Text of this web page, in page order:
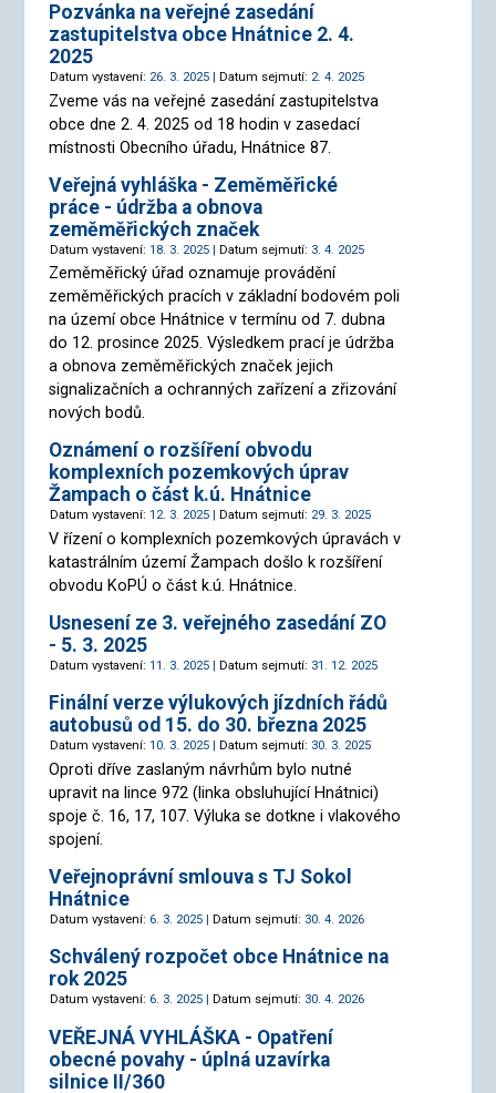
Pozvánka na veřejné zasedání
zastupitelstva obce Hnátnice 2. 4.
2025
Datum vystavení: 26. 3. 2025 | Datum sejmutí: 2. 4. 2025
Zveme vás na veřejné zasedání zastupitelstva
obce dne 2. 4. 2025 od 18 hodin v zasedací
místnosti Obecního úřadu, Hnátnice 87.
Veřejná vyhláška - Zeměměřické
práce - údržba a obnova
zeměměřických značek
Datum vystavení: 18. 3. 2025 | Datum sejmutí: 3. 4. 2025
Zeměměřický úřad oznamuje provádění
zeměměřických pracích v základní bodovém poli
na území obce Hnátnice v termínu od 7. dubna
do 12. prosince 2025. Výsledkem prací je údržba
a obnova zeměměřických značek jejich
signalizačních a ochranných zařízení a zřizování
nových bodů.
Oznámení o rozšíření obvodu
komplexních pozemkových úprav
Žampach o část k.ú. Hnátnice
Datum vystavení: 12. 3. 2025 | Datum sejmutí: 29. 3. 2025
V řízení o komplexních pozemkových úpravách v
katastrálním území Žampach došlo k rozšíření
obvodu KoPÚ o část k.ú. Hnátnice.
Usnesení ze 3. veřejného zasedání ZO
- 5. 3. 2025
Datum vystavení: 11. 3. 2025 | Datum sejmutí: 31. 12. 2025
Finální verze výlukových jízdních řádů
autobusů od 15. do 30. března 2025
Datum vystavení: 10. 3. 2025 | Datum sejmutí: 30. 3. 2025
Oproti dříve zaslaným návrhům bylo nutné
upravit na lince 972 (linka obsluhující Hnátnici)
spoje č. 16, 17, 107. Výluka se dotkne i vlakového
spojení.
Veřejnoprávní smlouva s TJ Sokol
Hnátnice
Datum vystavení: 6. 3. 2025 | Datum sejmutí: 30. 4. 2026
Schválený rozpočet obce Hnátnice na
rok 2025
Datum vystavení: 6. 3. 2025 | Datum sejmutí: 30. 4. 2026
VEŘEJNÁ VYHLÁŠKA - Opatření
obecné povahy - úplná uzavírka
silnice II/360